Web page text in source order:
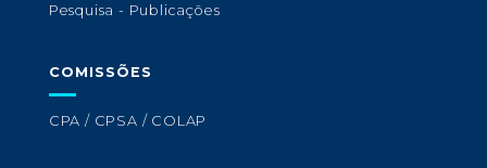
Pesquisa - Publicações
COMISSÕES
CPA / CPSA / COLAP